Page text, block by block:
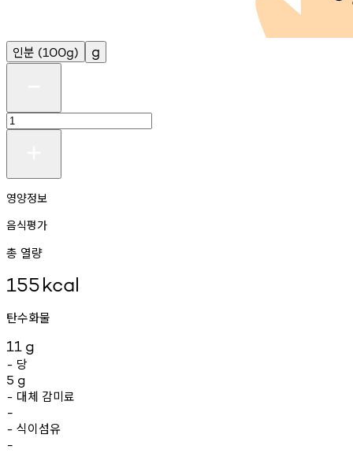
인분 (100g) g
영양정보
음식평가
총 열량
155kcal
탄수화물
11 g
- 당
5 g
- 대체 감미료
-
- 식이섬유
-